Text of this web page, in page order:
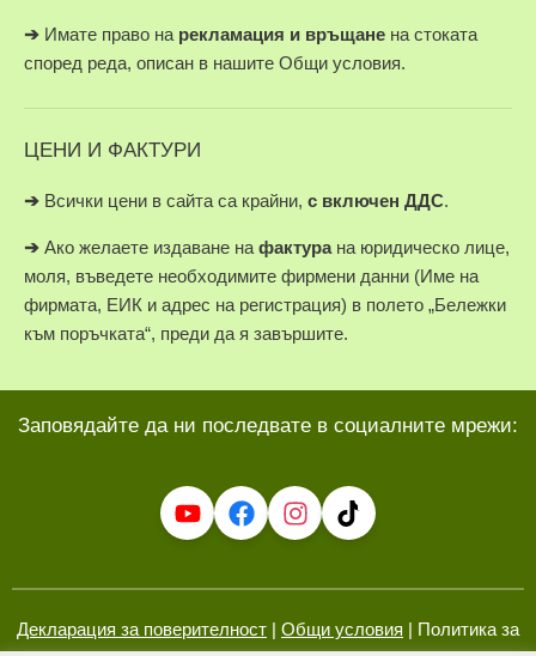
➔ Имате право на рекламация и връщане на стоката
според реда, описан в нашите Общи условия.
ЦЕНИ И ФАКТУРИ
➔ Всички цени в сайта са крайни, с включен ДДС.
➔ Ако желаете издаване на фактура на юридическо лице,
моля, въведете необходимите фирмени данни (Име на
фирмата, ЕИК и адрес на регистрация) в полето „Бележки
към поръчката“, преди да я завършите.
Заповядайте да ни последвате в социалните мрежи:
Декларация за поверителност | Общи условия | Политика за